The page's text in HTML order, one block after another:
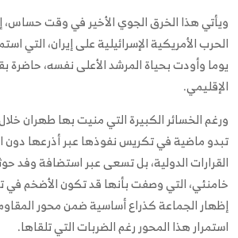
ويأتي هذا الخرق الجوي الأخير في وقت حساس،
الحرب الأمريكية الإسرائيلية على إيران، التي
يوما وأودت بحياة المرشد الأعلى نفسه، حاضرة
الإقليمي.
ورغم الخسائر الكبيرة التي منيت بها طهران
تبدو ماضية في تكريس نفوذها عبر أذرعها دون
القرارات الدولية، بل تسعى عبر استضافة وفد
خامنئي، التي وصفت بأنها قد تكون الأضخم في
إظهار الجماعة كذراع أساسية ضمن محور
استمرار هذا المحور رغم الضربات التي تلقاها.